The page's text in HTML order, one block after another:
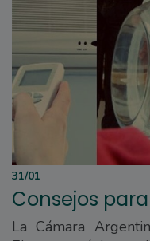
31/01
Consejos
La Cámara